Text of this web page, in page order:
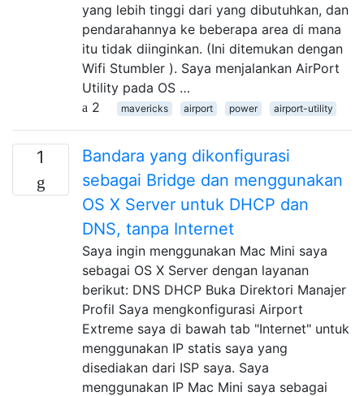
yang lebih tinggi dari yang dibutuhkan, dan
pendarahannya ke beberapa area di mana
itu tidak diinginkan. (Ini ditemukan dengan
Wifi Stumbler ). Saya menjalankan AirPort
Utility pada OS …
2
mavericks airport power airport-utility
1
Bandara yang dikonfigurasi
sebagai Bridge dan menggunakan
OS X Server untuk DHCP dan
DNS, tanpa Internet
Saya ingin menggunakan Mac Mini saya
sebagai OS X Server dengan layanan
berikut: DNS DHCP Buka Direktori Manajer
Profil Saya mengkonfigurasi Airport
Extreme saya di bawah tab "Internet" untuk
menggunakan IP statis saya yang
disediakan dari ISP saya. Saya
menggunakan IP Mac Mini saya sebagai